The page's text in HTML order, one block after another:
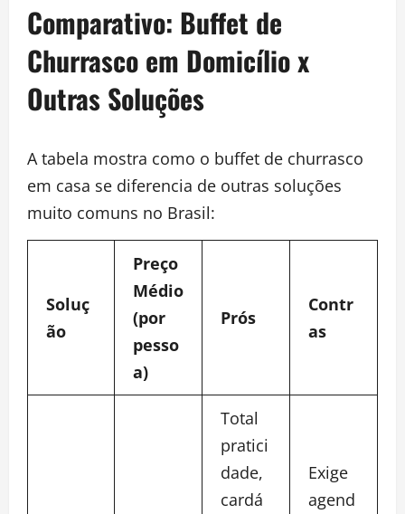
Comparativo: Buffet de
Churrasco em Domicílio x
Outras Soluções
A tabela mostra como o buffet de churrasco
em casa se diferencia de outras soluções
muito comuns no Brasil:
Soluç
ão
Preço
Médio
(por
pesso
a)
Prós
Contr
as
Total
pratici
dade,
cardá
Exige
agend